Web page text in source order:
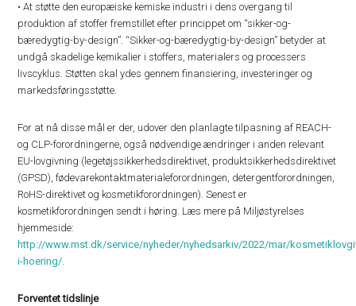
• At støtte den europæiske kemiske industri i dens overgang til
produktion af stoffer fremstillet efter princippet om “sikker-og-
bæredygtig-by-design”. “Sikker-og-bæredygtig-by-design” betyder at
undgå skadelige kemikalier i stoffers, materialers og processers
livscyklus. Støtten skal ydes gennem finansiering, investeringer og
markedsføringsstøtte.
For at nå disse mål er der, udover den planlagte tilpasning af REACH-
og CLP-forordningerne, også nødvendige ændringer i anden relevant
EU-lovgivning (legetøjssikkerhedsdirektivet, produktsikkerhedsdirektivet
(GPSD), fødevarekontaktmaterialeforordningen, detergentforordningen,
RoHS-direktivet og kosmetikforordningen). Senest er
kosmetikforordningen sendt i høring. Læs mere på Miljøstyrelses
hjemmeside:
http://www.mst.dk/service/nyheder/nyhedsarkiv/2022/mar/
i-hoering/.
Forventet tidslinje